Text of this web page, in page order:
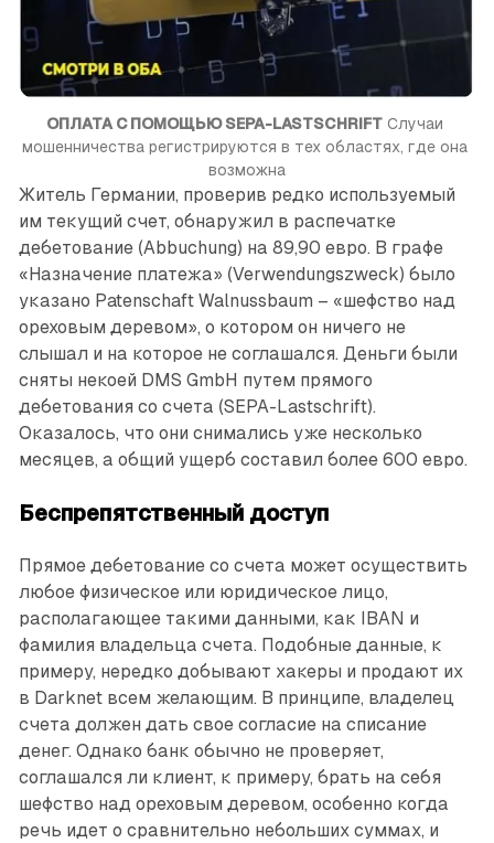
ОПЛАТА С ПОМОЩЬЮ SEPA-LASTSCHRIFT Случаи
мошенничества регистрируются в тех областях, где она
возможна
Житель Германии, проверив редко используемый
им текущий счет, обнаружил в распечатке
дебетование (Abbuchung) на 89,90 евро. В графе
«Назначение платежа» (Verwendungszweck) было
указано Patenschaft Walnussbaum – «шефство над
ореховым деревом», о котором он ничего не
слышал и на которое не соглашался. Деньги были
сняты некоей DMS GmbH путем прямого
дебетования со счета (SEPA-Lastschrift).
Оказалось, что они снимались уже несколько
месяцев, а общий ущерб составил более 600 евро.
Беспрепятственный доступ
Прямое дебетование со счета может осуществить
любое физическое или юридическое лицо,
располагающее такими данными, как IBAN и
фамилия владельца счета. Подобные данные, к
примеру, нередко добывают хакеры и продают их
в Darknet всем желающим. В принципе, владелец
счета должен дать свое согласие на списание
денег. Однако банк обычно не проверяет,
соглашался ли клиент, к примеру, брать на себя
шефство над ореховым деревом, особенно когда
речь идет о сравнительно небольших суммах, и